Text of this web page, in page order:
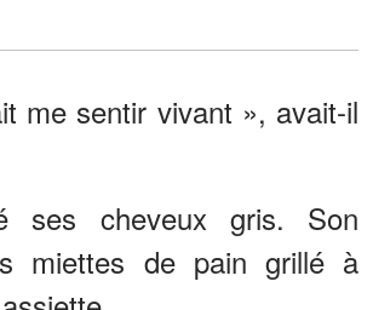
me sentir vivant », avait-il
ses cheveux gris. Son
miettes de pain grillé à